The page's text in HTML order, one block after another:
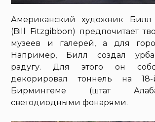
Американский художник Билл
(Bill Fitzgibbon) предпочитает
музеев и галерей, а для
Например, Билл создал
радугу. Для этого он
декорировал тоннель на
Бирмингеме (штат
светодиодными фонарями.